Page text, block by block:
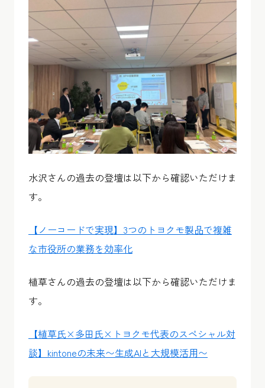
水沢さんの過去の登壇は以下から確認いただけま
す。
【ノーコードで実現】3つのトヨクモ製品で複雑
な市役所の業務を効率化
植草さんの過去の登壇は以下から確認いただけま
す。
【植草氏×多田氏×トヨクモ代表のスペシャル対
談】kintoneの未来〜生成AIと大規模活用〜